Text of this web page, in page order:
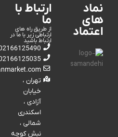
نماد
های
اعتماد
ارتباط با
ما
از طریق راه های
ارتباطی زیر با ما در
ارتباط باشید
تهران ،
خیابان
آزادی ،
اسکندری
شمالی ،
نبش کوچه